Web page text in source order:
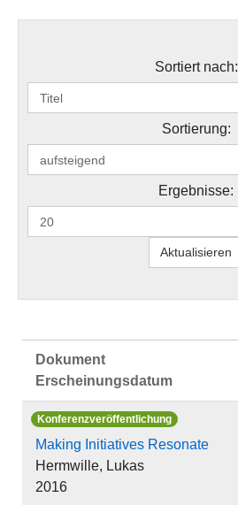
Sortiert nach:
Sortierung:
Ergebnisse:
Dokument
Erscheinungsdatum
Konferenzveröffentlichung
Making Initiatives Resonate
Hermwille, Lukas
2016